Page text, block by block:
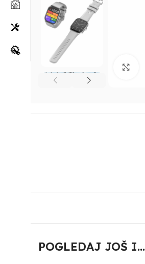
POGLEDAJ JOŠ I...